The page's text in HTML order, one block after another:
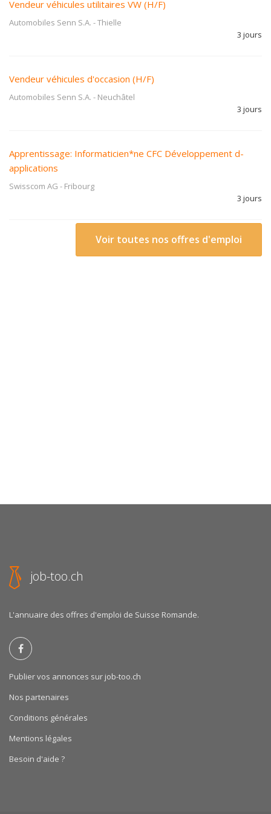
Vendeur véhicules utilitaires VW (H/F)
Automobiles Senn S.A. -Thielle
3 jours
Vendeur véhicules d'occasion (H/F)
Automobiles Senn S.A. - Neuchâtel
3 jours
Apprentissage: Informaticien*ne CFC Développement d-
applications
Swisscom AG - Fribourg
3 jours
Voir toutes nos offres d'emploi
job-too.ch
L'annuaire des offres d'emploi de Suisse Romande.
Publier vos annonces sur job-too.ch
Nos partenaires
Conditions générales
Mentions légales
Besoin d'aide ?